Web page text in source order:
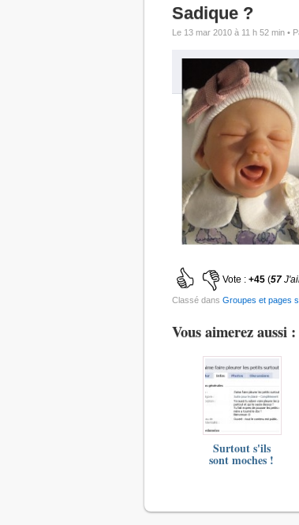
Sadique ?
Le 13 mar 2010 à 11 h 52 min •
Vote : +45 (57
Classé dans Groupes et pages
Vous aimerez aussi :
Surtout s'ils
sont moches !